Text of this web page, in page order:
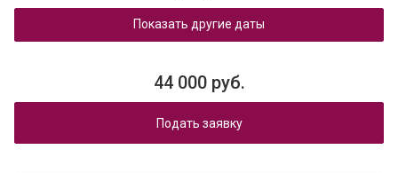
Показать другие даты
44 000 руб.
Подать заявку